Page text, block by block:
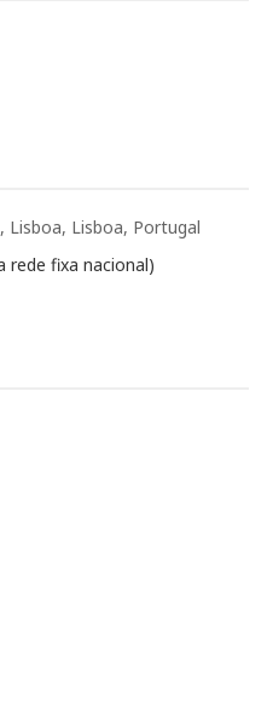
Lisboa, Lisboa, Portugal
rede fixa nacional)